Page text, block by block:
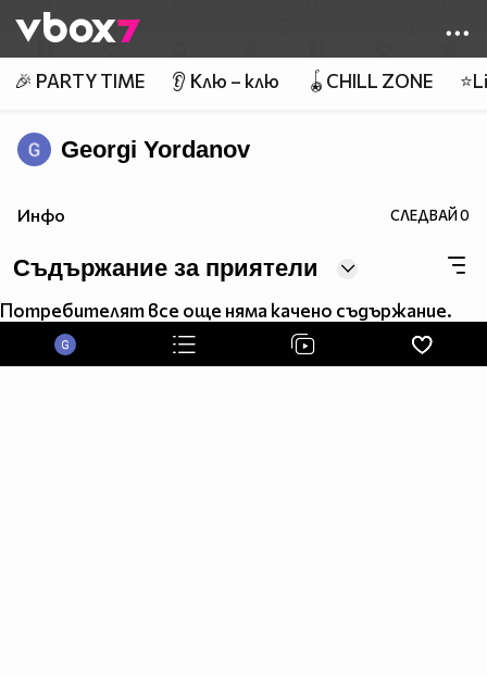
👾
🎉 PARTY TIME 👂 Клю – клю 🪀CHILL ZONE
Georgi Yordanov
Инфо СЛЕДВАЙ0
Съдържание за приятели
Потребителят все още няма качено съдържание.